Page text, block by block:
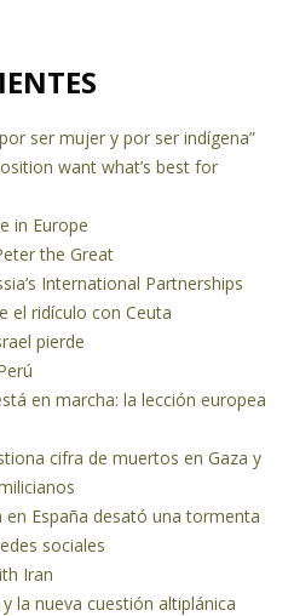
ser mujer y por ser indígena”
want what’s best for
in Europe
the Great
International Partnerships
el ridículo con Ceuta
pierde
en marcha: la lección europea
cifra de muertos en Gaza y
España desató una tormenta
sociales
Iran
la nueva cuestión altiplánica